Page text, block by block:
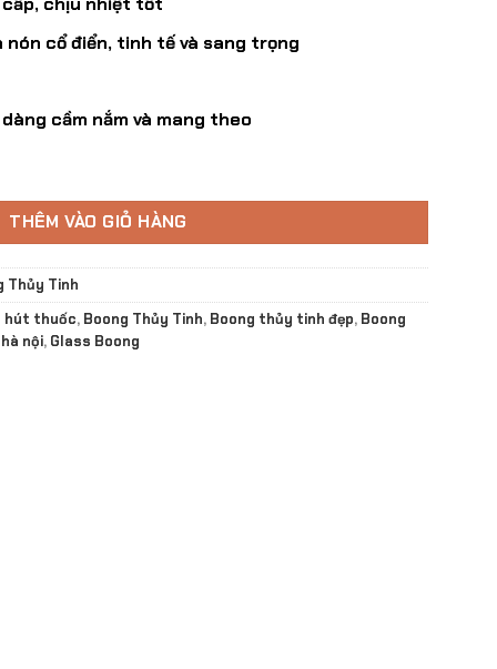
cổ điển, tinh tế và sang trọng
cầm nắm và mang theo
THÊM VÀO GIỎ HÀNG
Thủy Tinh
hút thuốc, Boong Thủy Tinh, Boong thủy tinh đẹp, Boong
nội, Glass Boong